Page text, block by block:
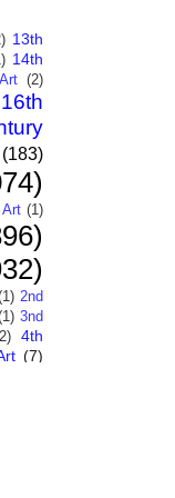
13th
14th
(2)
16th
(183)
(1)
2nd
3nd
4th
(7)